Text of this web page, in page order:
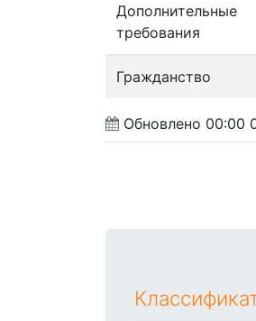
Дополнительные
требования
Гражданство
Обновлено 00:00